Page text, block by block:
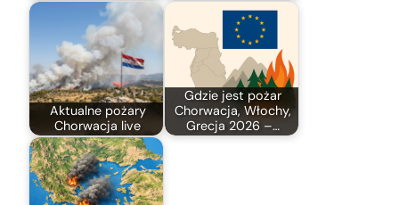
Aktualne pożary
Chorwacja live
Gdzie jest pożar
Chorwacja, Włochy,
Grecja 2026 –…